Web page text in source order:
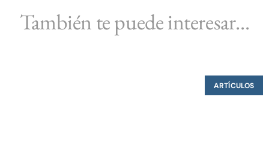
También te puede interesar...
ARTÍCULOS